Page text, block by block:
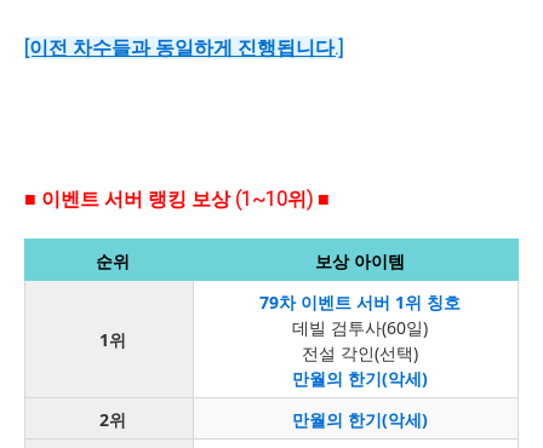
[이전 차수들과 동일하게 진행됩니다.]
■ 이벤트 서버 랭킹 보상 (1~10위) ■
순위 보상 아이템
1위
79차 이벤트 서버 1위 칭호
데빌 검투사(60일)
전설 각인(선택)
만월의 한기(악세)
2위
만월의 한기(악세)